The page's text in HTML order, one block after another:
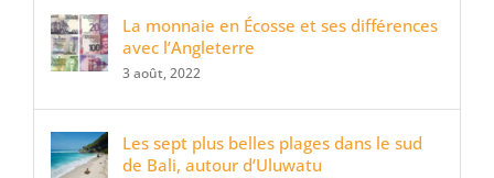
La monnaie en Écosse et ses différences
avec l’Angleterre
3 août, 2022
Les sept plus belles plages dans le sud
de Bali, autour d’Uluwatu